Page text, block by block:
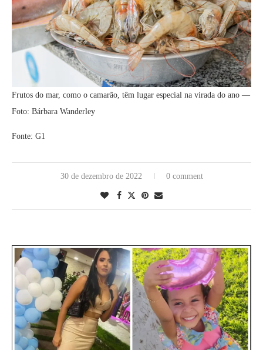
Frutos do mar, como o camarão, têm lugar especial na virada do ano —
Foto: Bárbara Wanderley
Fonte: G1
30 de dezembro de 2022 0 comment